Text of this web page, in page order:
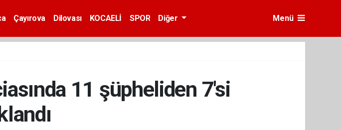
Çayırova Dilovası KOCAELİ SPOR Diğer Menü
11 şüpheliden 7'si